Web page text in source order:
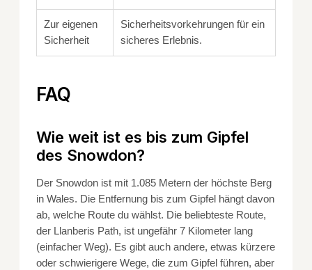
Zur eigenen
Sicherheit
Sicherheitsvorkehrungen für ein
sicheres Erlebnis.
FAQ
Wie weit ist es bis zum Gipfel
des Snowdon?
Der Snowdon ist mit 1.085 Metern der höchste Berg
in Wales. Die Entfernung bis zum Gipfel hängt davon
ab, welche Route du wählst. Die beliebteste Route,
der Llanberis Path, ist ungefähr 7 Kilometer lang
(einfacher Weg). Es gibt auch andere, etwas kürzere
oder schwierigere Wege, die zum Gipfel führen, aber